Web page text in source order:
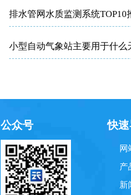
排水管网水质监测系统TOP10
小型自动气象站主要用于什么
公众号 快
网
产
新